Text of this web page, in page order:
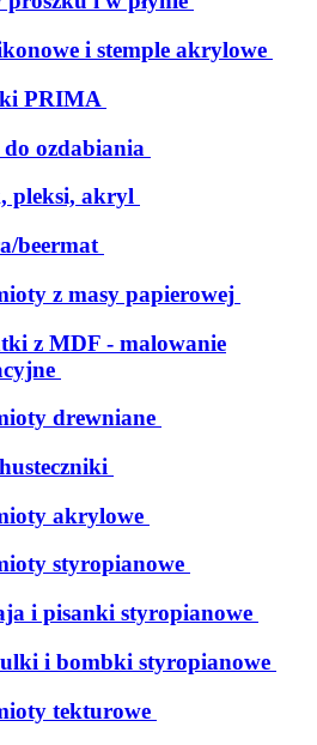
i stemple akrylowe
PRIMA
ozdabiania
pleksi, akryl
beermat
z masy papierowej
z MDF - malowanie
drewniane
akrylowe
styropianowe
i pisanki styropianowe
i bombki styropianowe
tekturowe